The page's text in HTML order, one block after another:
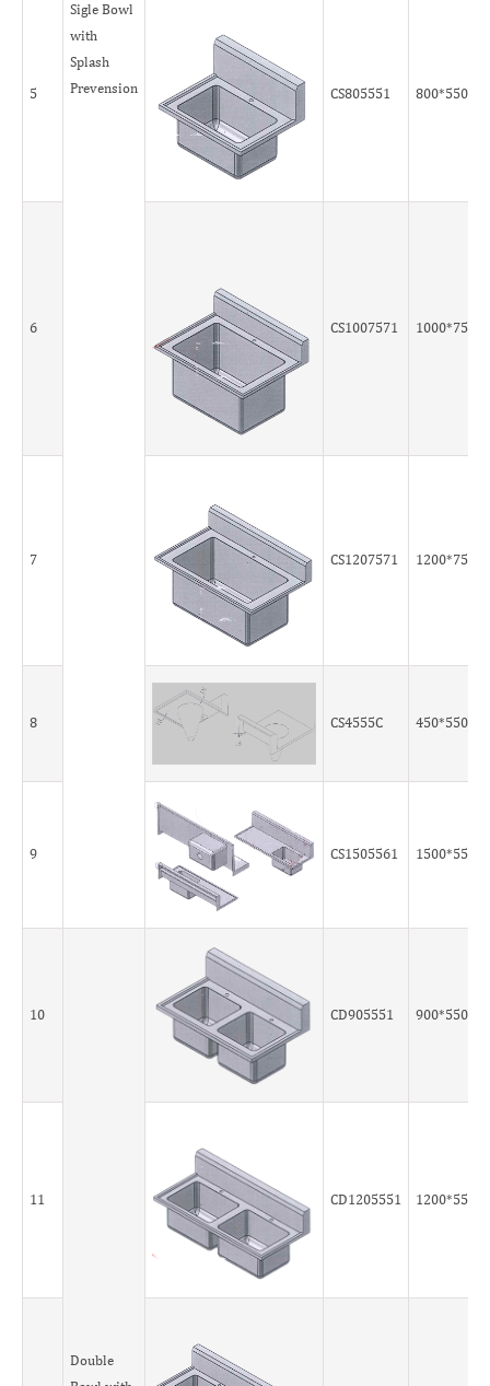
Sigle Bowl
with
Splash
Prevension
5 CS805551
6 CS1007571
7 CS1207571
8 CS4555C
9 CS1505561
10
Double
CD905551
11 CD1205551